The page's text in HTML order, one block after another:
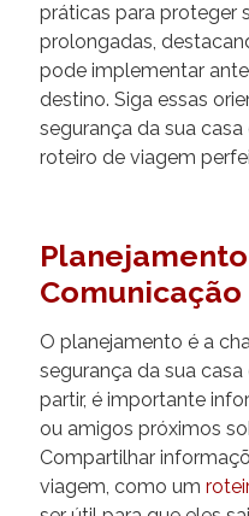
práticas para proteger
prolongadas,
pode implementar
destino. Siga essas
segurança da sua
roteiro de viagem
Comunicação
O planejamento é a
segurança da sua
partir, é importante
ou amigos próximos
Compartilhar
viagem, como um